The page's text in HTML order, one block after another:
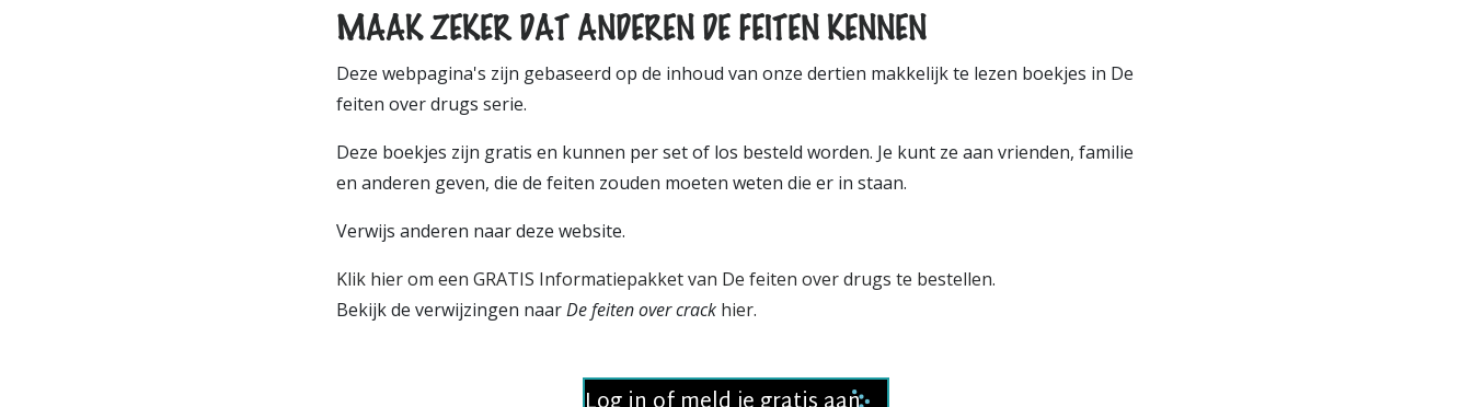
MAAK ZEKER DAT ANDEREN DE FEITEN KENNEN
Deze webpagina's zijn gebaseerd op de inhoud van onze dertien makkelijk te lezen boekjes in De
feiten over drugs serie.
Deze boekjes zijn gratis en kunnen per set of los besteld worden. Je kunt ze aan vrienden, familie
en anderen geven, die de feiten zouden moeten weten die er in staan.
Verwijs anderen naar deze website.
Klik hier om een GRATIS Informatiepakket van De feiten over drugs te bestellen.
Bekijk de verwijzingen naarDe feiten over crack hier.